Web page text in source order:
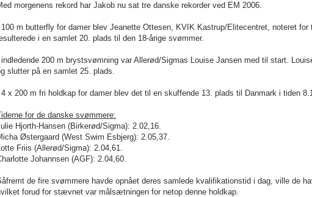
morgenens rekord har Jakob nu sat tre danske rekorder ved EM 2006.
I 100 m butterfly for damer blev Jeanette Ottesen, KVIK Kastrup/Elitecentret, noteret
i en samlet 20. plads til den 18-årige svømmer.
I indledende 200 m brystsvømning var Allerød/Sigmas Louise Jansen med til start.
slutter på en samlet 25. plads.
I 4 x 200 m fri holdkap for damer blev det til en skuffende 13. plads til Danmark i tiden
for de danske svømmere:
Hjorth-Hansen (Birkerød/Sigma): 2.02,16.
Østergaard (West Swim Esbjerg): 2.05,37.
Friis (Allerød/Sigma): 2.04,61.
Johannsen (AGF): 2.04,60.
de fire svømmere havde opnået deres samlede kvalifikationstid i dag, ville de
forud for stævnet var målsætningen for netop denne holdkap.